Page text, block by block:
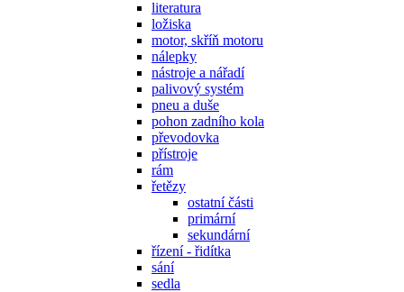
literatura
ložiska
motor, skříň motoru
nálepky
nástroje a nářadí
palivový systém
pneu a duše
pohon zadního kola
převodovka
přístroje
rám
řetězy
ostatní části
primární
sekundární
řízení - řidítka
sání
sedla